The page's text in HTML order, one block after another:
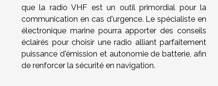
que la radio VHF est un outil primordial pour la
communication en cas d'urgence. Le spécialiste en
électronique marine pourra apporter des conseils
éclairés pour choisir une radio alliant parfaitement
puissance d'émission et autonomie de batterie, afin
de renforcer la sécurité en navigation.